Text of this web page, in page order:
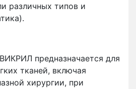
различных типов и
предназначается для
тканей, включая
хирургии, при